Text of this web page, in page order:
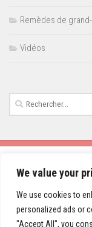
We value your
We use cookies to
personalized ads or
"Accept All", you
Remèdes de
Vidéos
Rechercher :